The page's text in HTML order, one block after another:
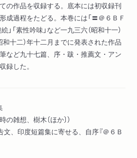
の作品を収録する。底本には初収録刊
成過程をたどる。本巻には「〓＠６ＢＦ
絵」「素性吟味」など一九三六（昭和十一）
和十二）年十二月までに発表された作品
など九十七篇、序・跋・推薦文・アン
録した。
雑想、樹木〔ほか〕）
文、印度短篇集に寄せる、自序『＠６Ｂ